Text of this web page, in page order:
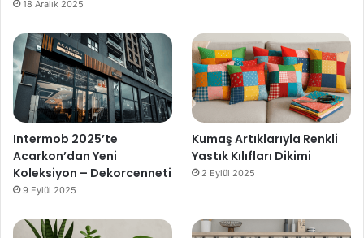
18 Aralık 2025
Intermob 2025’te
Acarkon’dan Yeni
Koleksiyon – Dekorcenneti
9 Eylül 2025
Kumaş Artıklarıyla Renkli
Yastık Kılıfları Dikimi
2 Eylül 2025